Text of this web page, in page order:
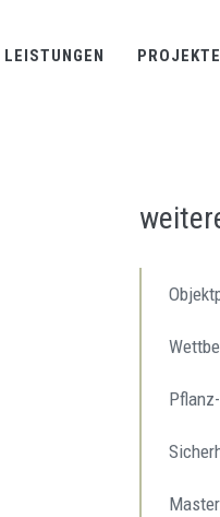
LEISTUNGEN PROJEKTE